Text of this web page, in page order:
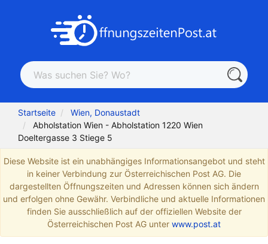
Startseite
Wien, Donaustadt
Abholstation Wien - Abholstation 1220 Wien
Doeltergasse 3 Stiege 5
Diese Website ist ein unabhängiges Informationsangebot und steht
in keiner Verbindung zur Österreichischen Post AG. Die
dargestellten Öffnungszeiten und Adressen können sich ändern
und erfolgen ohne Gewähr. Verbindliche und aktuelle Informationen
finden Sie ausschließlich auf der offiziellen Website der
Österreichischen Post AG unter www.post.at